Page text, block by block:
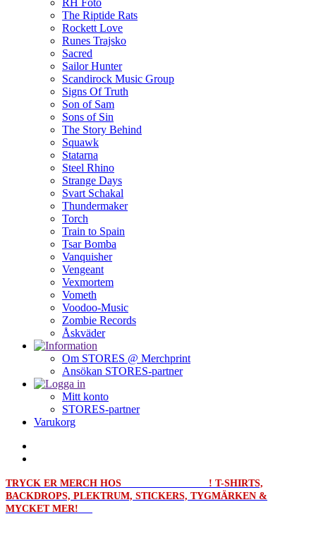
RH Foto
The Riptide Rats
Rockett Love
Runes Trajsko
Sacred
Sailor Hunter
Scandirock Music Group
Signs Of Truth
Son of Sam
Sons of Sin
The Story Behind
Squawk
Statarna
Steel Rhino
Strange Days
Svart Schakal
Thundermaker
Torch
Train to Spain
Tsar Bomba
Vanquisher
Vengeant
Vexmortem
Vometh
Voodoo-Music
Zombie Records
Åskväder
Om STORES @ Merchprint
Ansökan STORES-partner
Mitt konto
STORES-partner
Varukorg
TRYCK ER MERCH HOS
! T-SHIRTS,
BACKDROPS, PLEKTRUM, STICKERS, TYGMÄRKEN &
MYCKET MER!